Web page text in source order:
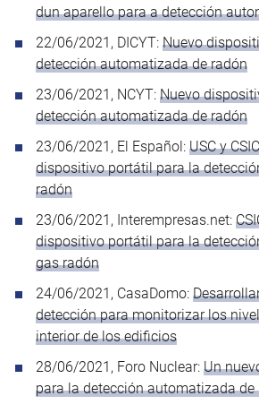
dun aparello para a detección
22/06/2021, DICYT: Nuevo
detección automatizada de radón
23/06/2021, NCYT: Nuevo
detección automatizada de radón
23/06/2021, El Español: USC y
dispositivo portátil para la
radón
23/06/2021, Interempresas.net:
dispositivo portátil para la
gas radón
24/06/2021, CasaDomo:
detección para monitorizar los
interior de los edificios
28/06/2021, Foro Nuclear: Un
para la detección automatizada de